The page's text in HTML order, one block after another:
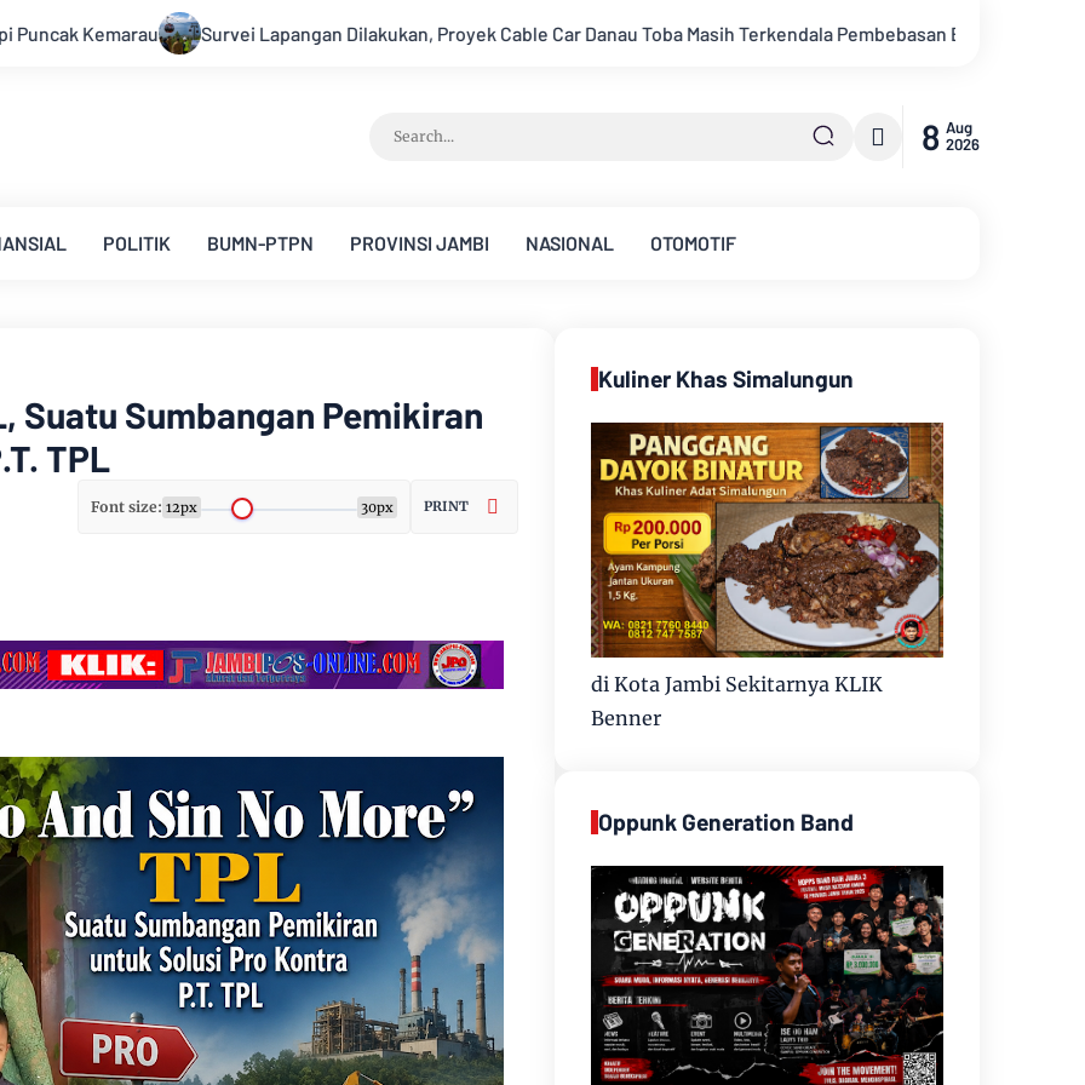
Dilakukan, Proyek Cable Car Danau Toba Masih Terkendala Pembebasan BPHTB di Sebagian Lahan Kemarau Memuncak,
8 Aug
2026
POLITIK BUMN-PTPN PROVINSI JAMBI NASIONAL OTOMOTIF
Suatu Sumbangan Pemikiran
TPL
Font size: 12px 30px PRINT
Kuliner Khas Simalungun
di Kota Jambi Sekitarnya KLIK
Benner
Oppunk Generation Band